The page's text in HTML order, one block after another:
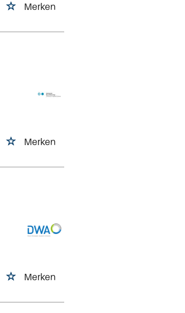
Merken
Merken
Merken